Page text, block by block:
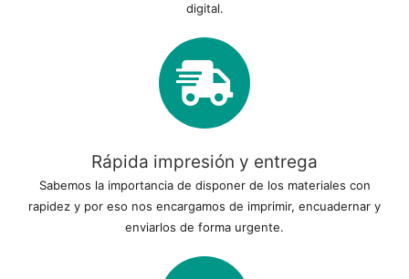
digital.
Rápida impresión y entrega
Sabemos la importancia de disponer de los materiales con
rapidez y por eso nos encargamos de imprimir, encuadernar y
enviarlos de forma urgente.